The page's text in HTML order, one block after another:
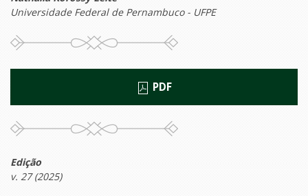
Universidade Federal de Pernambuco - UFPE
PDF
Edição
v. 27 (2025)